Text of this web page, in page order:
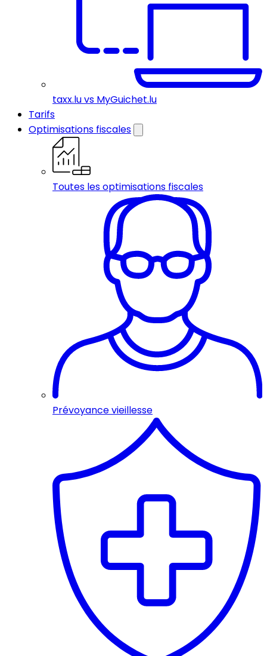
taxx.lu vs MyGuichet.lu
Tarifs
Optimisations fiscales
Toutes les optimisations fiscales
Prévoyance vieillesse